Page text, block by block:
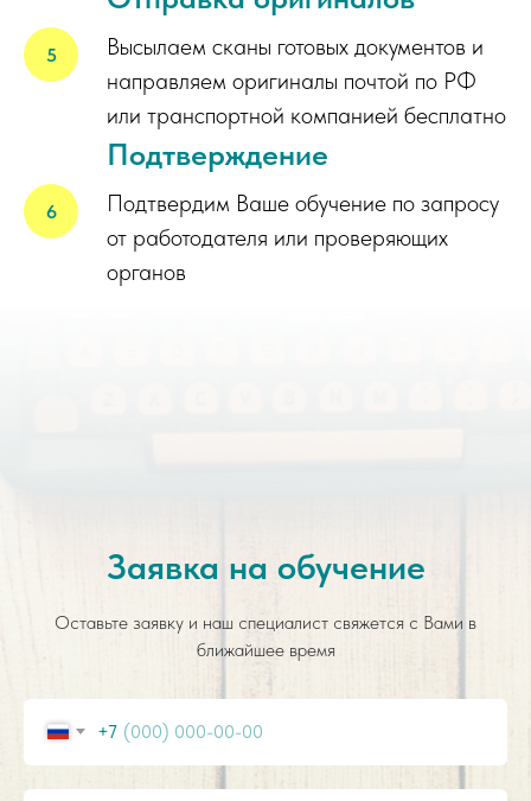
Высылаем сканы готовых документов и
направляем оригиналы почтой по РФ
или транспортной компанией бесплатно
Подтверждение
Подтвердим Ваше обучение по запросу
от работодателя или проверяющих
органов
Заявка на обучение
Оставьте заявку и наш специалист свяжется с Вами в
ближайшее время
+7